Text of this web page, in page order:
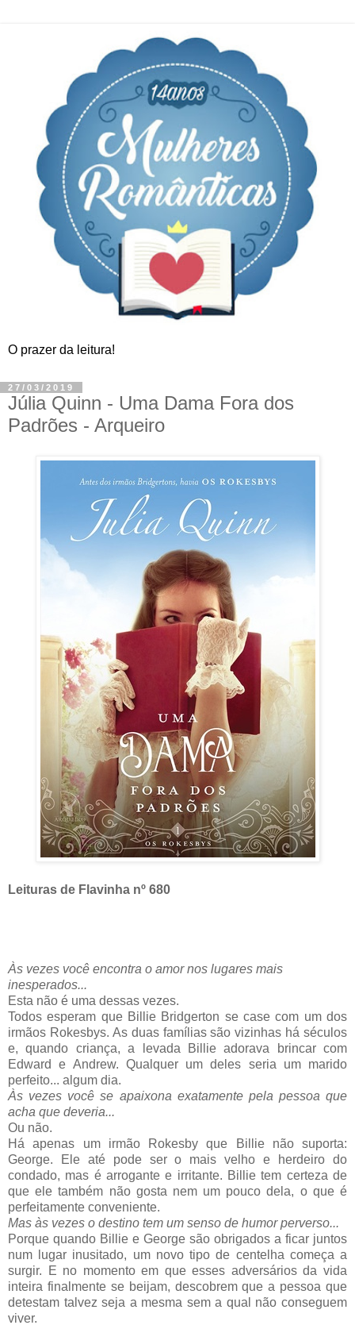
O prazer da leitura!
27/03/2019
Júlia Quinn - Uma Dama Fora dos
Padrões - Arqueiro
Leituras de Flavinha nº 680
Às vezes você encontra o amor nos lugares mais
inesperados...
Esta não é uma dessas vezes.
Todos esperam que Billie Bridgerton se case com um dos
irmãos Rokesbys. As duas famílias são vizinhas há séculos
e, quando criança, a levada Billie adorava brincar com
Edward e Andrew. Qualquer um deles seria um marido
perfeito... algum dia.
Às vezes você se apaixona exatamente pela pessoa que
acha que deveria...
Ou não.
Há apenas um irmão Rokesby que Billie não suporta:
George. Ele até pode ser o mais velho e herdeiro do
condado, mas é arrogante e irritante. Billie tem certeza de
que ele também não gosta nem um pouco dela, o que é
perfeitamente conveniente.
Mas às vezes o destino tem um senso de humor perverso...
Porque quando Billie e George são obrigados a ficar juntos
num lugar inusitado, um novo tipo de centelha começa a
surgir. E no momento em que esses adversários da vida
inteira finalmente se beijam, descobrem que a pessoa que
detestam talvez seja a mesma sem a qual não conseguem
viver.